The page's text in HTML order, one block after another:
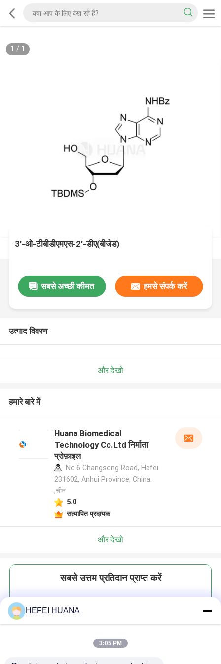
1 / 1
3'-ओ-टीबीडीएमएस-2'-डीए(बीजेड)
सबसे अच्छी कीमत हमसे संपर्क करें
उत्पाद विवरण
और देखो
हमारे बारे में
Huana Biomedical
Technology Co.Ltd निर्माता
प्रोफ़ाइल
No.6 Changsong Road, Hefei
231602, Anhui Province, China.
,चीन
5.0
सत्यापित प्रदायक
और देखो
सबसे उत्तम प्रतिदान प्राप्त करें
HEFEI HUANA
3:05 PM